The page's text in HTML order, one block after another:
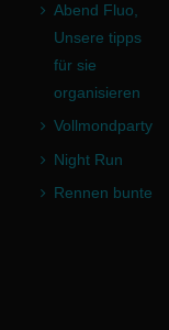
Abend Fluo,
Unsere tipps
für sie
organisieren
Vollmondparty
Night Run
Rennen bunte